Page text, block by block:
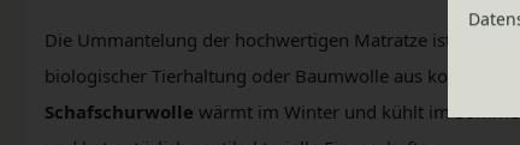
Die Ummantelung der hochwertigen Matratze ist
biologischer Tierhaltung oder Baumwolle aus
Schafschurwolle wärmt im Winter und kühlt im